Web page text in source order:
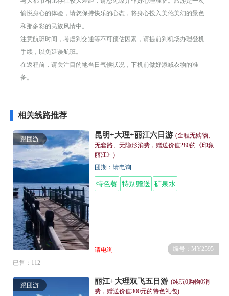
愉悦身心的体验，请您保持快乐的心态，将身心投入美伦美幻的景色
和那多彩的民族风情中。
注意航班时间，考虑到交通等不可预估因素，请提前到机场办理登机
手续，以免延误航班。
在返程前，请关注目的地当日气候状况，下机前做好添减衣物的准
备。
相关线路推荐
跟团游 昆明+大理+丽江六日游 (全程无购物、
无套路、无隐形消费，赠送价值280的《印象
丽江》)
团期：请电询
特色餐 特别赠送 矿泉水
请电询
编号：MY2595
已售：112
跟团游 丽江+大理双飞五日游 (纯玩0购物0消
费，赠送价值300元的特色礼包)